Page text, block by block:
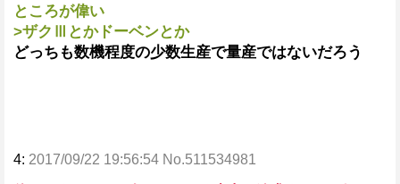
ところが偉い
>ザクⅢとかドーベンとか
どっちも数機程度の少数生産で量産ではないだろう
4: 2017/09/22 19:56:54 No.511534981